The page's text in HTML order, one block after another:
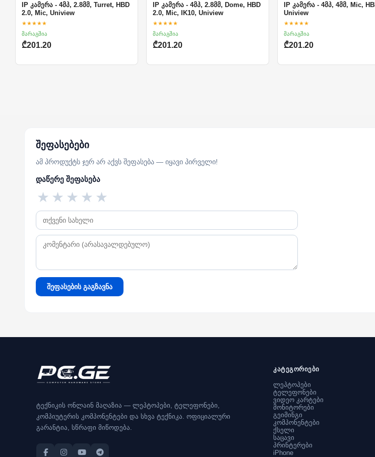
IP კამერა - 4მპ, 2.8მმ, Turret, HBD
2.0, Mic, Uniview
★★★★★
მარაგშია
₾201.20
IP კამერა - 4მპ, 2.8მმ, Dome, HBD
2.0, Mic, IK10, Uniview
★★★★★
მარაგშია
₾201.20
IP კამერა - 4მპ, 4მმ, Mic,
Uniview
★★★★★
მარაგშია
₾201.20
შეფასებები
ამ პროდუქტს ჯერ არ აქვს შეფასება — იყავი პირველი!
დაწერე შეფასება
★
★
★
★
★
შეფასების გაგზავნა
ტექნიკის ონლაინ მაღაზია — ლეპტოპები, ტელეფონები,
კომპიუტერის კომპონენტები და სხვა ტექნიკა. ოფიციალური
გარანტია, სწრაფი მიწოდება.
კატეგორიები
ლეპტოპები
ტელეფონები
ვიდეო კარტები
მონიტორები
გეიმინგი
კომპონენტები
ქსელი
საცავი
პრინტერები
iPhone